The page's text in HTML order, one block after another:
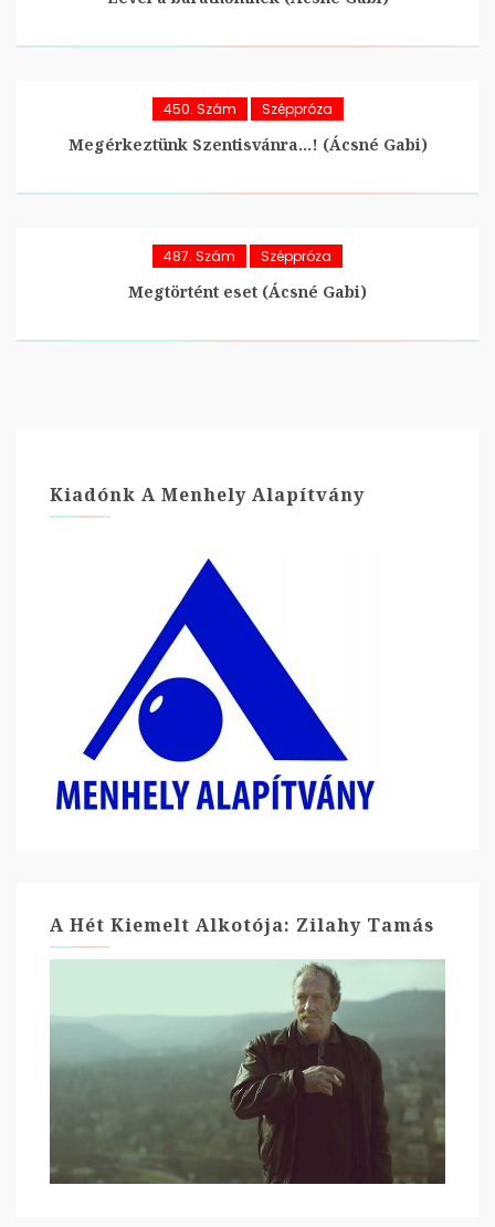
450. Szám Széppróza
Megérkeztünk Szentisvánra…! (Ácsné Gabi)
487. Szám Széppróza
Megtörtént eset (Ácsné Gabi)
Kiadónk A Menhely Alapítvány
A Hét Kiemelt Alkotója: Zilahy Tamás